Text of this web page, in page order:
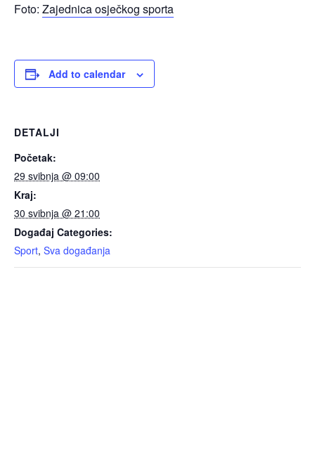
Foto: Zajednica osječkog sporta
Add to calendar
DETALJI
Početak:
29 svibnja @ 09:00
Kraj:
30 svibnja @ 21:00
Događaj Categories:
Sport, Sva događanja